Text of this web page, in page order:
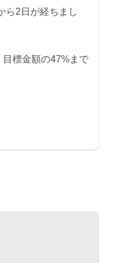
ら2日が経ちまし
標金額の47%まで